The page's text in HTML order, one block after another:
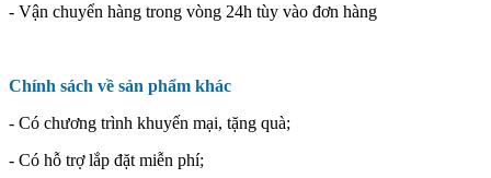
- Vận chuyển hàng trong vòng 24h tùy vào đơn hàng
Chính sách về sản phẩm khác
- Có chương trình khuyến mại, tặng quà;
- Có hỗ trợ lắp đặt miễn phí;